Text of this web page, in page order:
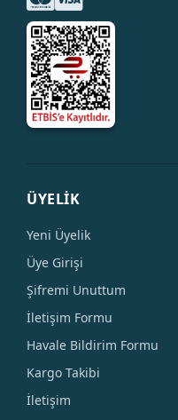
ÜYELİK
Yeni Üyelik
Üye Girişi
Şifremi Unuttum
İletişim Formu
Havale Bildirim Formu
Kargo Takibi
İletişim